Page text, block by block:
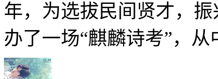
年，为选拔民间贤才，
办了一场“麒麟诗考”，